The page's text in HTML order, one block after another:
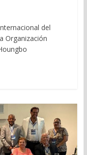
del
Organización